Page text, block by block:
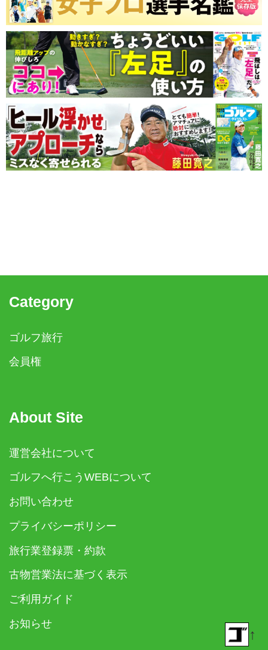
Category
ゴルフ旅行
会員権
About Site
運営会社について
ゴルフへ行こうWEBについて
お問い合わせ
プライバシーポリシー
旅行業登録票・約款
古物営業法に基づく表示
ご利用ガイド
お知らせ
↑